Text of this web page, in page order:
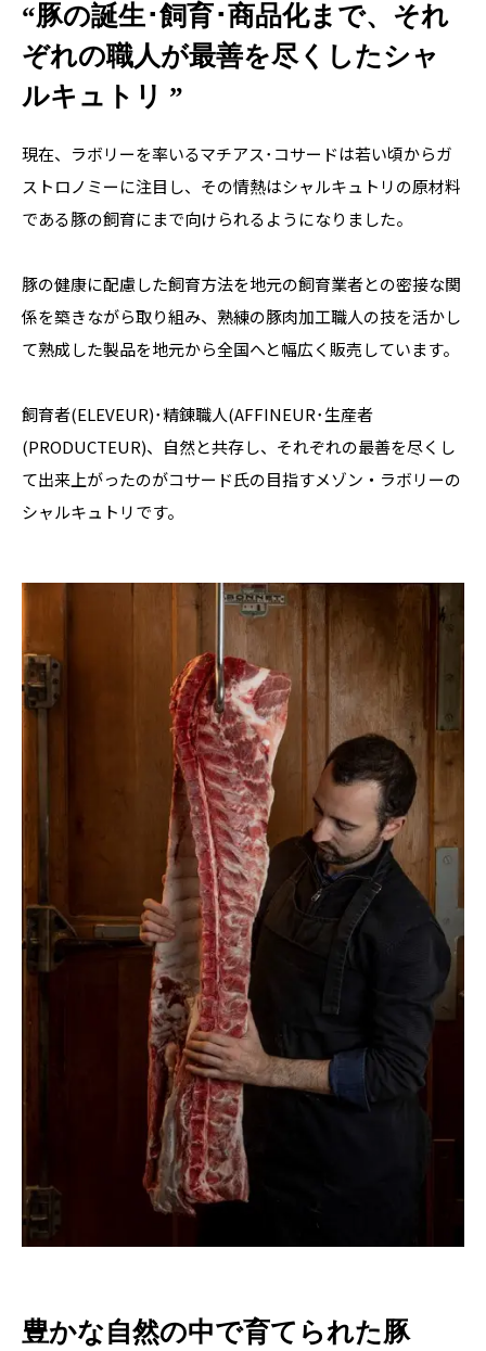
“豚の誕生･飼育･商品化まで、それ
ぞれの職人が最善を尽くしたシャ
ルキュトリ ”
現在、ラボリーを率いるマチアス･コサードは若い頃からガ
ストロノミーに注目し、その情熱はシャルキュトリの原材料
である豚の飼育にまで向けられるようになりました。
豚の健康に配慮した飼育方法を地元の飼育業者との密接な関
係を築きながら取り組み、熟練の豚肉加工職人の技を活かし
て熟成した製品を地元から全国へと幅広く販売しています。
飼育者(ELEVEUR)･精錬職人(AFFINEUR･生産者
(PRODUCTEUR)、自然と共存し、それぞれの最善を尽くし
て出来上がったのがコサード氏の目指すメゾン・ラボリーの
シャルキュトリです。
豊かな自然の中で育てられた豚